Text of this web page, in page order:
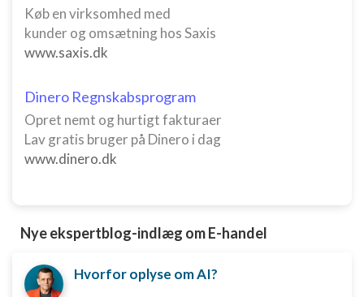
Køb en virksomhed med
kunder og omsætning hos Saxis
www.saxis.dk
Dinero Regnskabsprogram
Opret nemt og hurtigt fakturaer
Lav gratis bruger på Dinero i dag
www.dinero.dk
Nye ekspertblog-indlæg om E-handel
Hvorfor oplyse om AI?